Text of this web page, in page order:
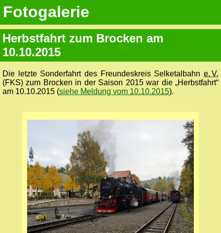
Fotogalerie
Herbstfahrt zum Brocken am
10.10.2015
Die letzte Sonderfahrt des Freundeskreis Selketalbahne. V.
(FKS) zum Brocken in der Saison 2015 war die „Herbstfahrt“
am 10.10.2015 (siehe Meldung vom 10.10.2015).